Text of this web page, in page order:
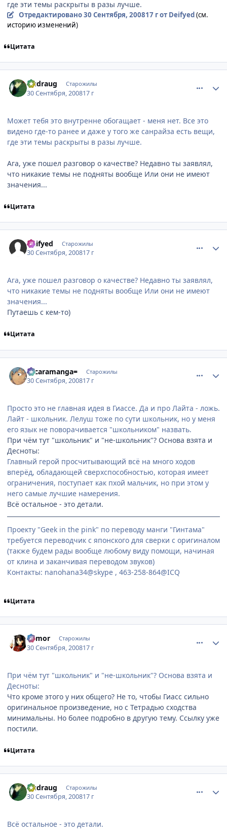
где эти темы раскрыты в разы лучше.
Отредактировано30 Сентября, 200817 гот Deifyed(см.
историю изменений)
Цитата
Dudraug Старожилы
30 Сентября, 200817 г
Может тебя это внутренне обогащает - меня нет. Все это
видено где-то ранее и даже у того же санрайза есть вещи,
где эти темы раскрыты в разы лучше.
Ага, уже пошел разговор о качестве? Недавно ты заявлял,
что никакие темы не подняты вообще Или они не имеют
значения...
Цитата
Deifyed Старожилы
30 Сентября, 200817 г
Ага, уже пошел разговор о качестве? Недавно ты заявлял,
что никакие темы не подняты вообще Или они не имеют
значения...
Путаешь с кем-то)
Цитата
=scaramanga= Старожилы
30 Сентября, 200817 г
Просто это не главная идея в Гиассе. Да и про Лайта - ложь.
Лайт - школьник. Лелуш тоже по сути школьник, но у меня
его язык не поворачивается "школьником" назвать.
При чём тут "школьник" и "не-школьник"? Основа взята и
Десноты:
Главный герой просчитывающий всё на много ходов
вперёд, обладающей сверхспособностью, которая имеет
ограничения, поступает как пхой мальчик, но при этом у
него самые лучшие намерения.
Всё остальное - это детали.
Проекту "Geek in the pink" по переводу манги "Гинтама"
требуется переводчик с японского для сверки с оригиналом
(также будем рады вообще любому виду помощи, начиная
от клина и заканчивая переводом звуков)
Контакты: nanohana34@skype , 463-258-864@ICQ
Цитата
Remor Старожилы
30 Сентября, 200817 г
При чём тут "школьник" и "не-школьник"? Основа взята и
Десноты:
Что кроме этого у них общего? Не то, чтобы Гиасс сильно
оригинальное произведение, но с Тетрадью сходства
минимальны. Но более подробно в другую тему. Ссылку уже
постили.
Цитата
Dudraug Старожилы
30 Сентября, 200817 г
Всё остальное - это детали.